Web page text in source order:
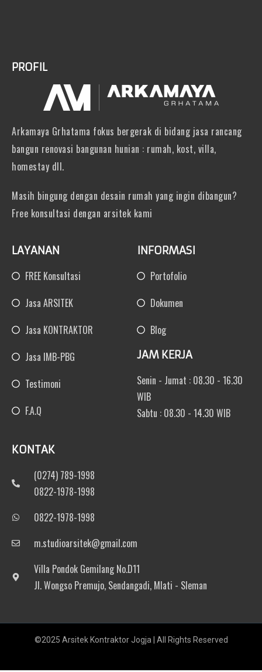
PROFIL
Arkamaya Grhatama fokus bergerak di bidang jasa rancang
bangun renovasi bangunan hunian : rumah, kost, villa,
homestay dll.
Masih bingung dengan desain rumah yang ingin dibangun?
Free konsultasi dengan arsitek kami
LAYANAN
FREE Konsultasi
Jasa ARSITEK
Jasa KONTRAKTOR
Jasa IMB-PBG
Testimoni
F.A.Q
INFORMASI
Portofolio
Dokumen
Blog
JAM KERJA
Senin - Jumat : 08.30 - 16.30
WIB
Sabtu : 08.30 - 14.30 WIB
KONTAK
(0274) 789-1998
0822-1978-1998
0822-1978-1998
m.studioarsitek@gmail.com
Villa Pondok Gemilang No.D11
Jl. Wongso Premujo, Sendangadi, Mlati - Sleman
©2025 Arsitek Kontraktor Jogja | All Rights Reserved